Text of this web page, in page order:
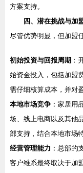
方案支持。
四、潜在挑战与加
尽管优势明显，但加盟
初始投资与回报周期 ：
始资金投入，包括加盟
需仔细核算成本，并对
本地市场竞争 ：家居用
场、线上电商以及其他
部支持，结合本地市场
经营管理能力 ：总部的
客户维系最终取决于加